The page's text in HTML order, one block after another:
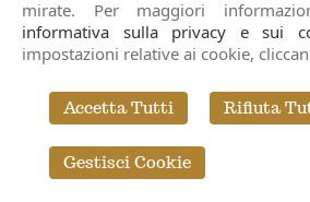
mirate. Per maggiori
informativa sulla privacy e sui
impostazioni relative ai cookie,
Accetta Tutti Rifiuta
Gestisci Cookie
Vicolo Stradone n. 1 - 40061
051.66.10.182 | Via C. Farini n. 25 -
051.22.65.41 - 051.58.72.055
Studio Notarile Bologna
|Pratiche
per Stranieri|Consulenza Notarile
© 2026 Copyright Notaio Gemma Parisi. Tutti
02141940995 |Sitemap-Privacy
Credits